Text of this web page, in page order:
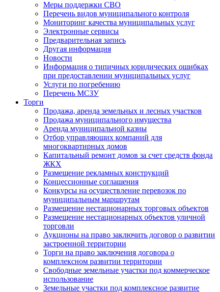
Меры поддержки СВО
Перечень видов муниципального контроля
Мониторинг качества муниципальных услуг
Электронные сервисы
Предварительная запись
Другая информация
Новости
Информация о типичных юридических ошибках
при предоставлении муниципальных услуг
Услуги по погребению
Перечень МСЗУ
Торги
Продажа, аренда земельных и лесных участков
Продажа муниципального имущества
Аренда муниципальной казны
Отбор управляющих компаний для
многоквартирных домов
Капитальный ремонт домов за счет средств фонда
ЖКХ
Размещение рекламных конструкций
Концессионные соглашения
Конкурсы на осуществление перевозок по
муниципальным маршрутам
Размещение нестационарных торговых объектов
Размещение нестационарных объектов уличной
торговли
Аукционы на право заключить договор о развитии
застроенной территории
Торги на право заключения договора о
комплексном развитии территории
Свободные земельные участки под коммерческое
использование
Земельные участки под комплексное развитие